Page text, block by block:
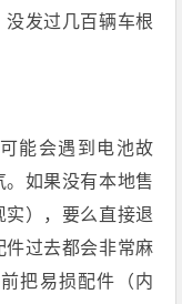
发过几百辆车根
能会遇到电池故
。如果没有本地售
），要么直接退
件过去都会非常麻
把易损配件（内